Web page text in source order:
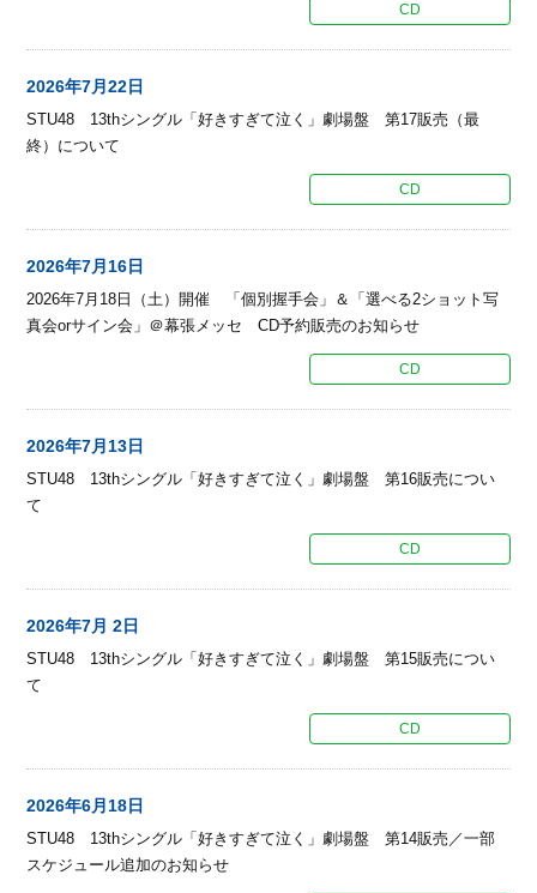
CD
2026年7月22日
STU48 13thシングル「好きすぎて泣く」劇場盤 第17販売（最
終）について
CD
2026年7月16日
2026年7月18日（土）開催 「個別握手会」＆「選べる2ショット写
真会orサイン会」＠幕張メッセ CD予約販売のお知らせ
CD
2026年7月13日
STU48 13thシングル「好きすぎて泣く」劇場盤 第16販売につい
て
CD
2026年7月 2日
STU48 13thシングル「好きすぎて泣く」劇場盤 第15販売につい
て
CD
2026年6月18日
STU48 13thシングル「好きすぎて泣く」劇場盤 第14販売／一部
スケジュール追加のお知らせ